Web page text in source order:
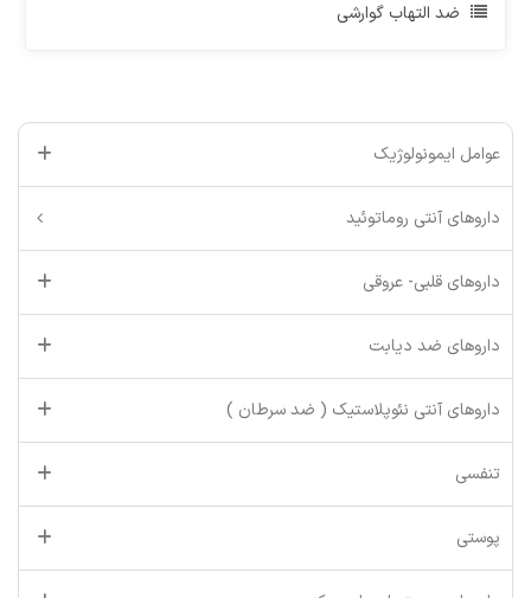
ضد التهاب گوارشی
عوامل ایمونولوژیک
داروهای آنتی روماتوئید
داروهای قلبی- عروقی
داروهای ضد دیابت
داروهای آنتی نئوپلاستیک ( ضد سرطان )
تنفسی
پوستی